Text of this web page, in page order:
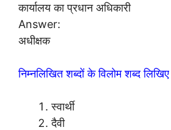
कार्यालय का प्रधान अधिकारी
Answer:
अधीक्षक
निम्नलिखित शब्दों के विलोम शब्द
स्वार्थी
दैवी